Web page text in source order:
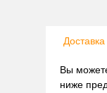
Доставка
Вы
ниже